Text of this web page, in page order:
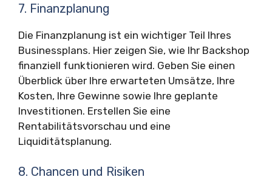
7. Finanzplanung
Die Finanzplanung ist ein wichtiger Teil Ihres
Businessplans. Hier zeigen Sie, wie Ihr Backshop
finanziell funktionieren wird. Geben Sie einen
Überblick über Ihre erwarteten Umsätze, Ihre
Kosten, Ihre Gewinne sowie Ihre geplante
Investitionen. Erstellen Sie eine
Rentabilitätsvorschau und eine
Liquiditätsplanung.
8. Chancen und Risiken